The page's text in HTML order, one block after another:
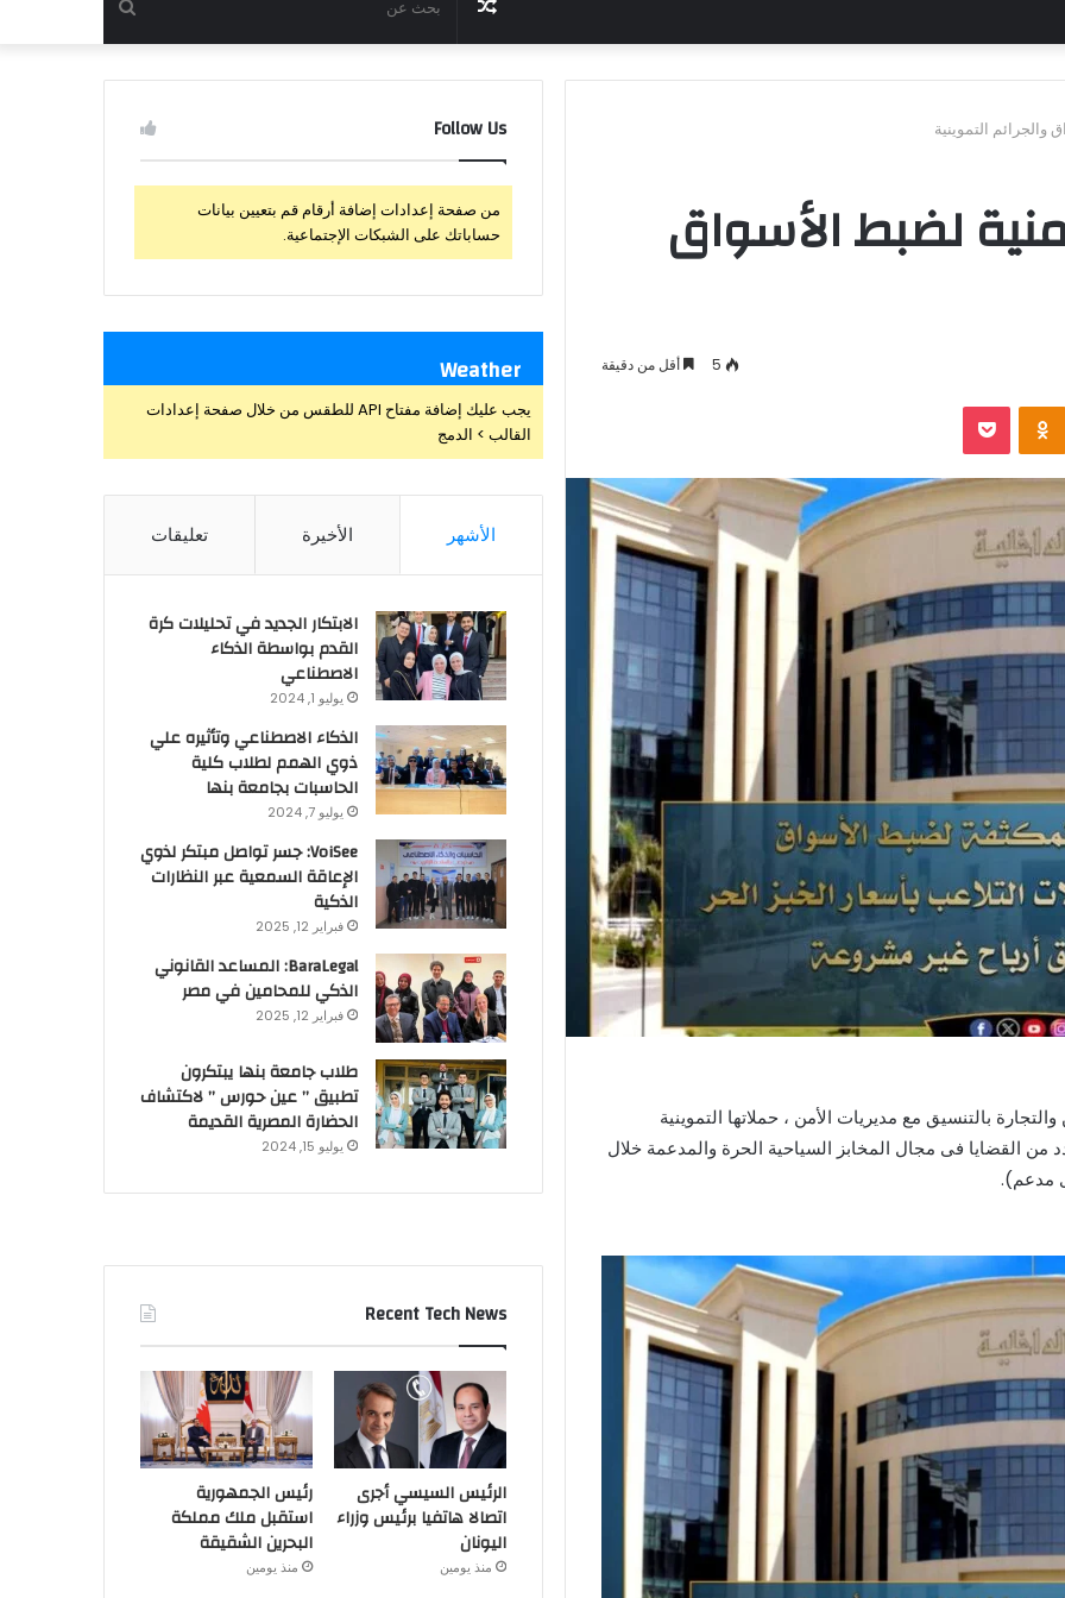
بحث
عن
مقال
عشوائي
والجرائم التموينية
لضبط الأسواق
5 أقل من دقيقة
Odnoklassniki
بوكيت
بالتنسيق مع مديريات الأمن ، حملاتها التموينية
القضايا فى مجال المخابز السياحية الحرة والمدعمة خلال
Follow Us
من صفحة إعدادات إضافة أرقام قم بتعيين بيانات
حساباتك على الشبكات الإجتماعية.
Weather
يجب عليك إضافة مفتاح API للطقس من خلال صفحة إعدادات
القالب > الدمج
الأشهر الأخيرة تعليقات
الابتكار الجديد في تحليلات كرة
القدم بواسطة الذكاء
الاصطناعي
يوليو 1, 2024
الذكاء الاصطناعي وتأثيره علي
ذوي الهمم لطلاب كلية
الحاسبات بجامعة بنها
يوليو 7, 2024
VoiSee: جسر تواصل مبتكر لذوي
الإعاقة السمعية عبر النظارات
الذكية
فبراير 12, 2025
BaraLegal: المساعد القانوني
الذكي للمحامين في مصر
فبراير 12, 2025
طلاب جامعة بنها يبتكرون
تطبيق ” عين حورس ” لاكتشاف
الحضارة المصرية القديمة
يوليو 15, 2024
Recent Tech News
الرئيس السيسي أجرى
اتصالا هاتفيا برئيس وزراء
اليونان
منذ يومين
رئيس الجمهورية
استقبل ملك مملكة
البحرين الشقيقة
منذ يومين